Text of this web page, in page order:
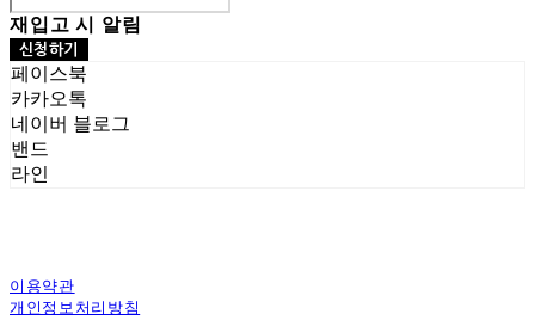
재입고 시 알림
신청하기
페이스북
카카오톡
네이버 블로그
밴드
라인
이용약관
개인정보처리방침